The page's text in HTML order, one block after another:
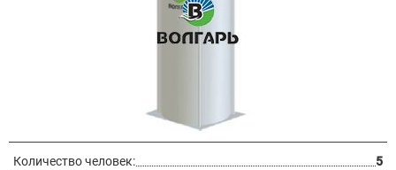
Количество человек:
5